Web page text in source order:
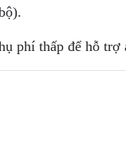
phí thấp để hỗ trợ